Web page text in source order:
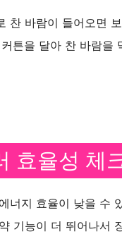
찬 바람이 들어오면
튼을 달아 찬 바람을
효율성 체
너지 효율이 낮을 수
기능이 더 뛰어나서